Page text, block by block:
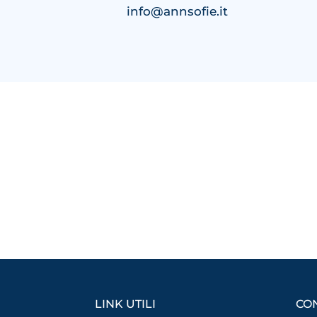
info@annsofie.it
LINK UTILI